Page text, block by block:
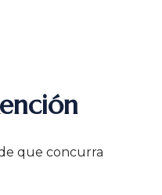
que concurra